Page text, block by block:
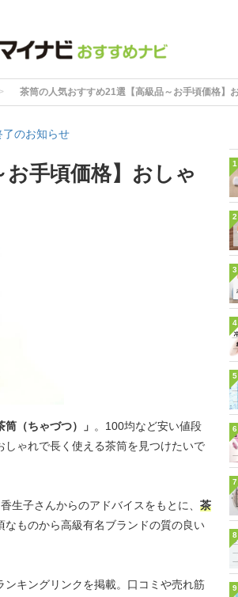
茶筒の人気おすすめ21選【高級品～お手頃価格】
了のお知らせ
手頃価格】おしゃ
（ちゃづつ）」 。100均など安い値段
ゃれで長く使える茶筒を見つけたいで
生子さんからのアドバイスをもとに、 茶
なものから高級有名ブランドの質の良い
キングリンクを掲載。口コミや売れ筋
1
2
3
4
5
6
7
8
9